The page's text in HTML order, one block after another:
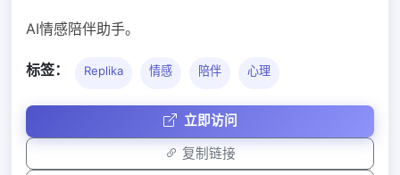
AI情感陪伴助手。
标签： Replika 情感 陪伴 心理
立即访问
复制链接